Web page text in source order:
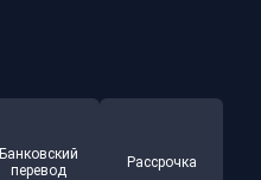
Банковский
перевод
Рассрочка